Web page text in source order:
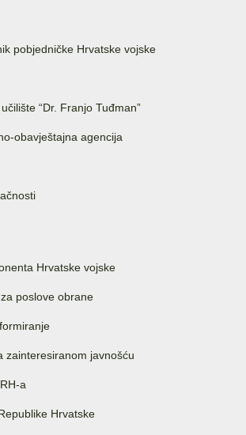
pobjedničke Hrvatske vojske
“Dr. Franjo Tuđman”
obavještajna agencija
Hrvatske vojske
poslove obrane
zainteresiranom javnošću
a
Hrvatske